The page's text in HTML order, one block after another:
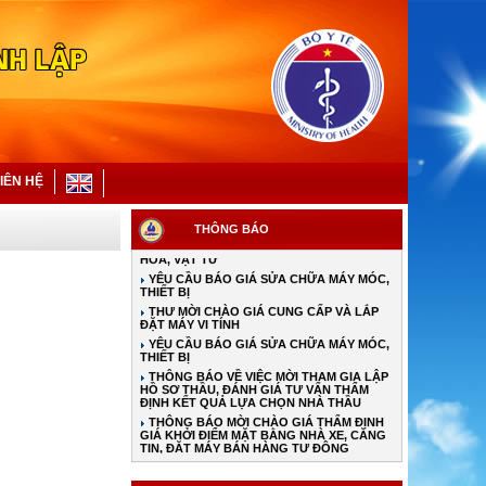
HỆ
THÔNG BÁO
YÊU CẦU BÁO GIÁ VẬT TƯ HÀNG HÓA
THƯ MỜI CHÀO GIÁ HÀNG HÓA CHO NHÀ
THƯ MỜI CHÀO GIÁ HÓA CHẤT, VẬT TƯ Y
YÊU CẦU BÁO GIÁ CUNG CẤP HÀNG
HÓA, VẬT TƯ
YÊU CẦU BÁO GIÁ SỬA CHỮA MÁY MÓC,
THIẾT BỊ
THƯ MỜI CHÀO GIÁ CUNG CẤP VÀ LẮP
ĐẶT MÁY VI TÍNH
YÊU CẦU BÁO GIÁ SỬA CHỮA MÁY MÓC,
THIẾT BỊ
THÔNG BÁO VỀ VIỆC MỜI THAM GIA LẬP
HỒ SƠ THẦU, ĐÁNH GIÁ TƯ VẤN THẨM
ĐỊNH KẾT QUẢ LỰA CHỌN NHÀ THẦU
THÔNG BÁO MỜI CHÀO GIÁ THẨM ĐỊNH
GIÁ KHỞI ĐIỂM MẶT BẰNG NHÀ XE, CĂNG
TIN, ĐẶT MÁY BÁN HÀNG TỰ ĐỘNG
TỪ NGÀY 01/7/2026: THAY ĐỔI MỨC
HƯỞNG BHYT KHI KHÁM NGOẠI TRÚ TẠI
BỆNH VIỆN PHONG-DA LIỄU TW QUỲNH